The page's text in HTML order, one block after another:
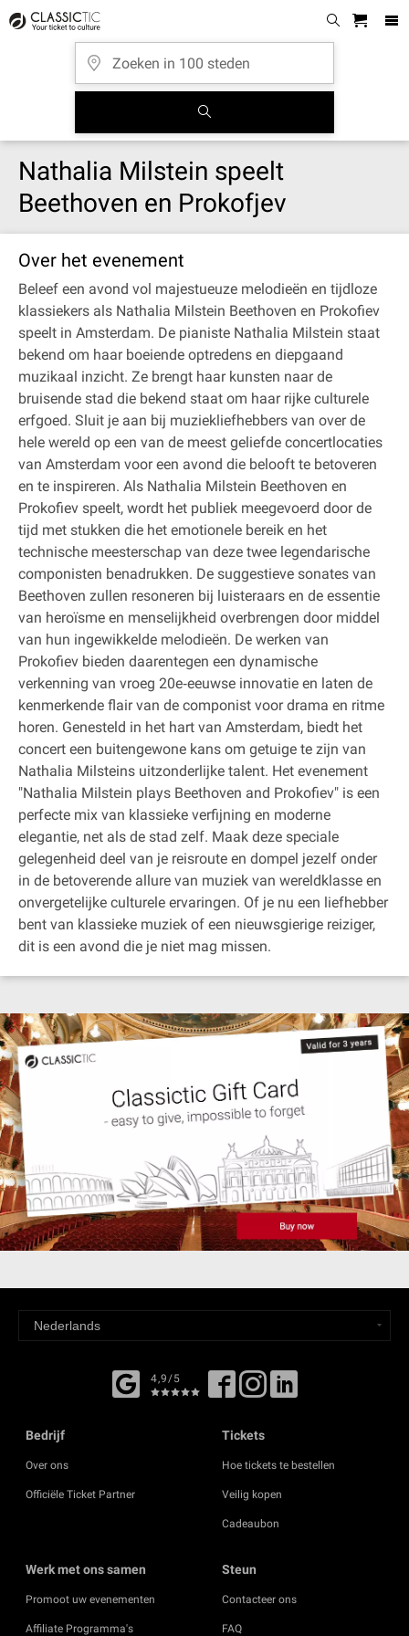
Nathalia Milstein speelt
Beethoven en Prokofjev
Over het evenement
Beleef een avond vol majestueuze melodieën en tijdloze
klassiekers als Nathalia Milstein Beethoven en Prokofiev
speelt in Amsterdam. De pianiste Nathalia Milstein staat
bekend om haar boeiende optredens en diepgaand
muzikaal inzicht. Ze brengt haar kunsten naar de
bruisende stad die bekend staat om haar rijke culturele
erfgoed. Sluit je aan bij muziekliefhebbers van over de
hele wereld op een van de meest geliefde concertlocaties
van Amsterdam voor een avond die belooft te betoveren
en te inspireren. Als Nathalia Milstein Beethoven en
Prokofiev speelt, wordt het publiek meegevoerd door de
tijd met stukken die het emotionele bereik en het
technische meesterschap van deze twee legendarische
componisten benadrukken. De suggestieve sonates van
Beethoven zullen resoneren bij luisteraars en de essentie
van heroïsme en menselijkheid overbrengen door middel
van hun ingewikkelde melodieën. De werken van
Prokofiev bieden daarentegen een dynamische
verkenning van vroeg 20e‐eeuwse innovatie en laten de
kenmerkende flair van de componist voor drama en ritme
horen. Genesteld in het hart van Amsterdam, biedt het
concert een buitengewone kans om getuige te zijn van
Nathalia Milsteins uitzonderlijke talent. Het evenement
"Nathalia Milstein plays Beethoven and Prokofiev" is een
perfecte mix van klassieke verfijning en moderne
elegantie, net als de stad zelf. Maak deze speciale
gelegenheid deel van je reisroute en dompel jezelf onder
in de betoverende allure van muziek van wereldklasse en
onvergetelijke culturele ervaringen. Of je nu een liefhebber
bent van klassieke muziek of een nieuwsgierige reiziger,
dit is een avond die je niet mag missen.
4,9/5
Bedrijf
Over ons
Officiële Ticket Partner
Tickets
Hoe tickets te bestellen
Veilig kopen
Cadeaubon
Werk met ons samen
Promoot uw evenementen
Affiliate Programma's
Steun
Contacteer ons
FAQ